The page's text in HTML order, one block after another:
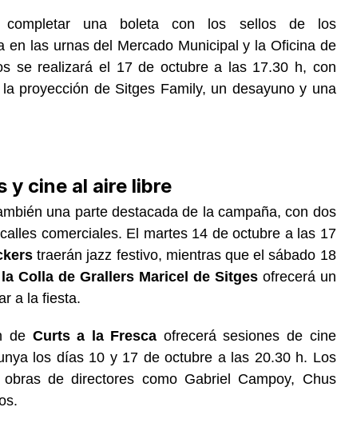
completar una boleta con los sellos de los
en las urnas del Mercado Municipal y la Oficina de
se realizará el 17 de octubre a las 17.30 h, con
proyección de Sitges Family, un desayuno y una
y cine al aire libre
una parte destacada de la campaña, con dos
comerciales. El martes 14 de octubre a las 17
traerán jazz festivo, mientras que el sábado 18
la Colla de Grallers Maricel de Sitgesofrecerá un
a la fiesta.
de Curts a la Fresca ofrecerá sesiones de cine
los días 10 y 17 de octubre a las 20.30 h. Los
de directores como Gabriel Campoy, Chus